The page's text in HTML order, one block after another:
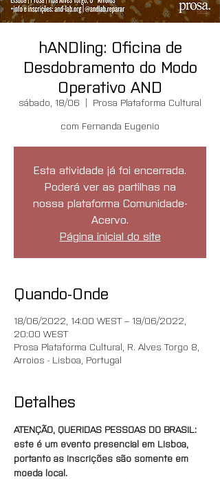
hANDling: Oficina de
Desdobramento do Modo
Operativo AND
sábado, 18/06
  |
Prosa Plataforma Cultural
com Fernanda Eugenio
Esta atividade já foi encerrada.
Poderá ver as partilhas na
nossa plataforma Comunidade-
Acervo.
Página inicial do site
Quando-Onde
18/06/2022, 14:00 WEST – 19/06/2022,
20:00 WEST
Prosa Plataforma Cultural, R. Alves Torgo 8,
Arroios - Lisboa, Portugal
Detalhes
ATENÇÃO, QUERIDAS PESSOAS DO BRASIL:
este é um evento presencial em Lisboa,
portanto as inscrições são somente em
moeda local.